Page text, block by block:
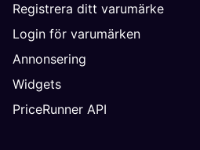
Registrera ditt varumärke
Login för varumärken
Annonsering
Widgets
PriceRunner API